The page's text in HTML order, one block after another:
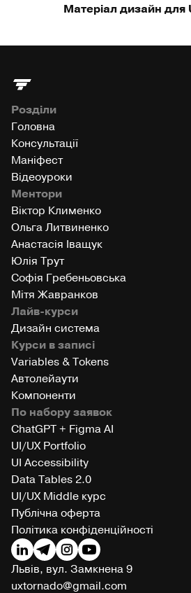
Матеріал дизайн для
Розділи
Головна
Консультації
Маніфест
Відеоуроки
Ментори
Віктор Клименко
Ольга Литвиненко
Анастасія Іващук
Юлія Трут
Софія Гребеньовська
Мітя Жавранков
Лайв-курси
Дизайн система
Курси в записі
Variables & Tokens
Автолейаути
Компоненти
По набору заявок
ChatGPT + Figma AI
UI/UX Portfolio
UI Accessibility
Data Tables 2.0
UI/UX Middle курс
uxtornado@gmail.com
Львів, вул. Замкнена 9
Публічна оферта
Політика конфіденційності